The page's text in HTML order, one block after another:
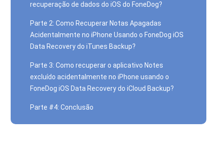
recuperação de dados do iOS do FoneDog?
Parte 2: Como Recuperar Notas Apagadas
Acidentalmente no iPhone Usando o FoneDog iOS
Data Recovery do iTunes Backup?
Parte 3: Como recuperar o aplicativo Notes
excluído acidentalmente no iPhone usando o
FoneDog iOS Data Recovery do iCloud Backup?
Parte #4: Conclusão